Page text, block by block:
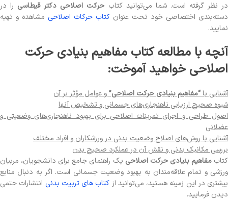
در نظر گرفته است. شما می‌توانید کتاب حرکت اصلاحی دکتر قیطاسی را در
دسته‌بندی اختصاصی خود تحت عنوان کتاب حرکات اصلاحی مشاهده و تهیه
نمایید.
آنچه با مطالعه کتاب مفاهیم بنیادی حرکت
اصلاحی خواهید آموخت:
آشنایی با“مفاهیم بنیادی حرکت اصلاحی”و عوامل مؤثر بر آن
شیوه صحیح ارزیابی ناهنجاری‌های جسمانی و تشخیص آنها
اصول طراحی و اجرای تمرینات اصلاحی برای بهبود ناهنجاری‌های وضعیتی و
عضلانی
آشنایی با روش‌های اصلاح وضعیت بدنی در ورزشکاران و افراد مختلف
بررسی مکانیک بدنی و نقش آن در عملکرد صحیح بدن
کتابمفاهیم بنیادی حرکت اصلاحی یک راهنمای جامع برای دانشجویان، مربیان
ورزشی و تمام علاقه‌مندان به بهبود وضعیت جسمانی است. اگر به دنبال منابع
بیشتری در این زمینه هستید، می‌توانید از کتاب های تربیت بدنی انتشارات حتمی
دیدن فرمایید.